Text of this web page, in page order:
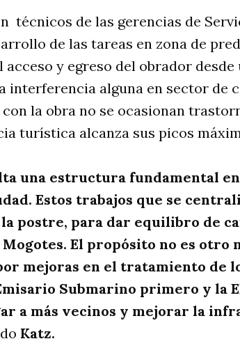
técnicos de las gerencias de
de las tareas en zona de
y egreso del obrador desde
interferencia alguna en sector de
la obra no se ocasionan
turística alcanza sus picos
una estructura fundamental
Estos trabajos que se
postre, para dar equilibro de
El propósito no es otro
mejoras en el tratamiento de
Submarino primero y la
a más vecinos y mejorar la
Katz.